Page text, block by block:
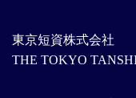
東京短資株式会社
THE TOKYO